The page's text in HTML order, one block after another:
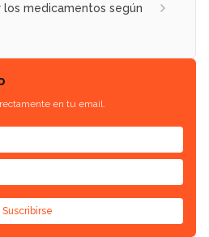
medicamentos según
en tu email.
Suscribirse